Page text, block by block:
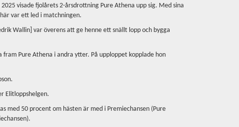
visade fjolårets 2-årsdrottning Pure Athena upp sig. Med sina
var ett led i matchningen.
Wallin] var överens att ge henne ett snällt lopp och bygga
Pure Athena i andra ytter. På upploppet kopplade hon
Elitloppshelgen.
med 50 procent om hästen är med i Premiechansen (Pure